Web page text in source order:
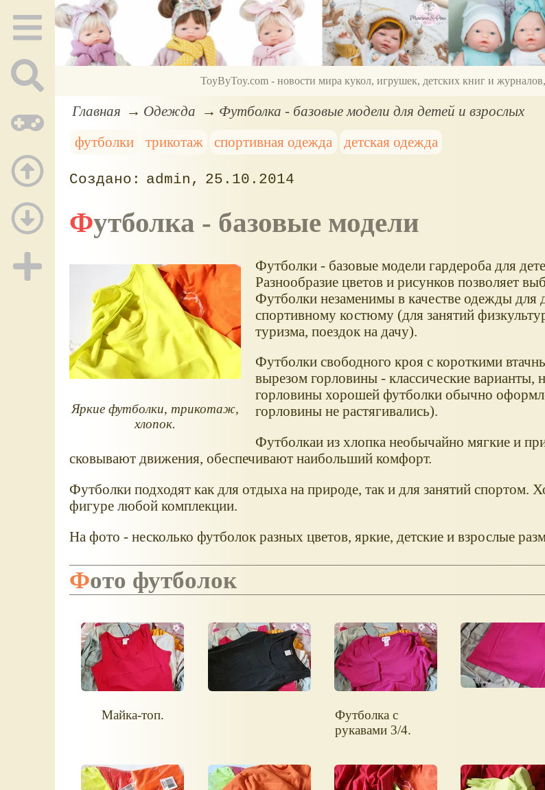
ToyByToy.com - новости мира кукол, игрушек, детских книг и
Главная Одежда
Футболка - базовые модели для детей и взрослых
футболки
трикотаж спортивная одежда детская одежда
admin 25.10.2014
Футболка - базовые модели
Яркие футболки, трикотаж,
хлопок.
Футболки - базовые модели гардероба для
Разнообразие цветов и рисунков позволяет
Футболки незаменимы в качестве одежды для
спортивному костюму (для занятий
туризма, поездок на дачу).
Футболки свободного кроя с короткими
вырезом горловины - классические варианты,
горловины хорошей футболки обычно
горловины не растягивались).
Футболкаи из хлопка необычайно мягкие и
сковывают движения, обеспечивают наибольший комфорт.
Футболки подходят как для отдыха на природе, так и для занятий спортом.
фигуре любой комплекции.
На фото - несколько футболок разных цветов, яркие, детские и взрослые
Фото футболок
Майка-топ.
Футболка с
рукавами 3/4.